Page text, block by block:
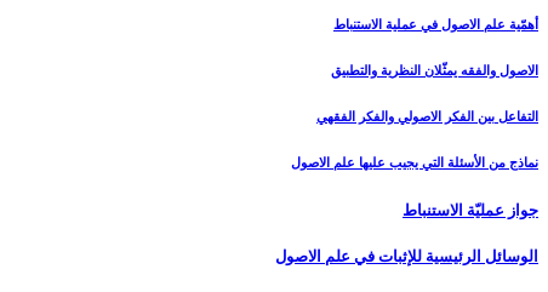
أهمّية علم الاصول في عملية الاستنباط
الاصول والفقه يمثّلان النظرية والتطبيق
التفاعل بين الفكر الاصولي والفكر الفقهي
نماذج من الأسئلة التي يجيب عليها علم الاصول
جواز عمليّة الاستنباط
الوسائل الرئيسية للإثبات في علم الاصول